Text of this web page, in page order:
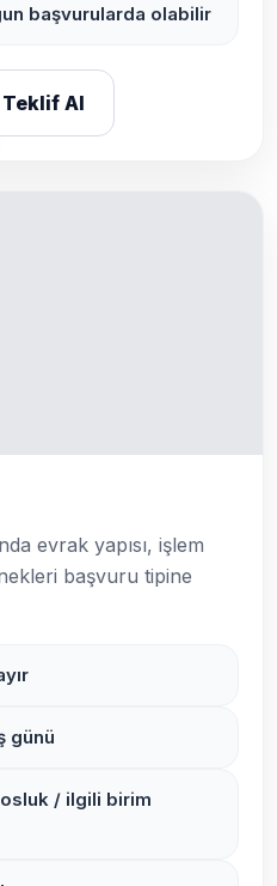
başvurularda olabilir
Teklif Al
evrak yapısı, işlem
başvuru tipine
günü
/ ilgili birim